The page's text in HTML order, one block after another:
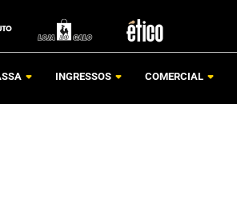
INGRESSOS COMERCIAL